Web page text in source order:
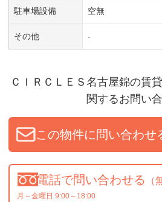
駐車場設備 空無
その他 -
ＣＩＲＣＬＥＳ名古屋錦の賃
関するお問い
この物件に問い合わせ
電話で問い合わせる （
月～金曜日 9:00～18:00